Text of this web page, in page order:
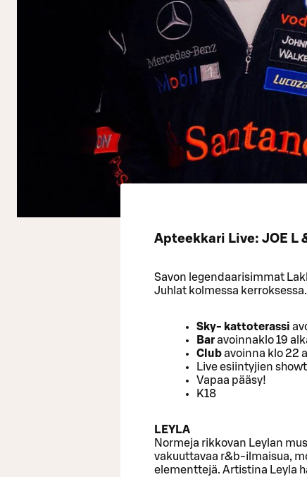
Apteekkari Live: JOE L
Savon legendaarisimmat
Juhlat kolmessa kerroksessa.
Sky- kattoterassi
Baravoinnaklo 19
Clubavoinna klo 22
Live esiintyjien
Vapaa pääsy!
K18
LEYLA
Normeja rikkovan Leylan
vakuuttavaa r&b-ilmaisua,
elementtejä. Artistina Leyla